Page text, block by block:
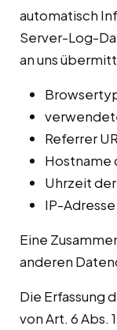
automatisch
Server-Log-
an uns
Referrer
Hostname
Uhrzeit
IP-Adresse
Eine
anderen
Die Erfassung
von Art. 6 Abs.